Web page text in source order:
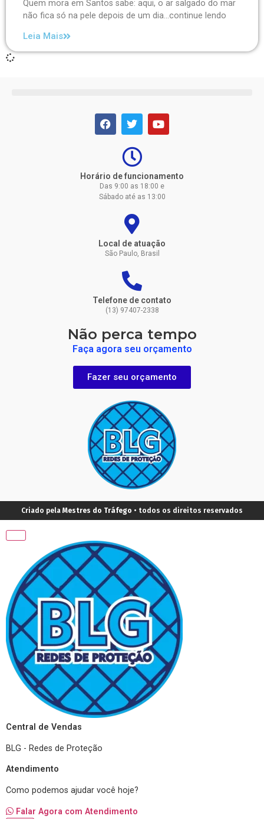
Quem mora em Santos sabe: aqui, o ar salgado do mar
não fica só na pele depois de um dia...continue lendo
Leia Mais
Horário de funcionamento
Das 9:00 as 18:00 e
Sábado até as 13:00
Local de atuação
São Paulo, Brasil
Telefone de contato
(13) 97407-2338
Não perca tempo
Faça agora seu orçamento
Fazer seu orçamento
Criado pela Mestres do Tráfego • todos os direitos reservados
Central de Vendas
BLG - Redes de Proteção
Atendimento
Como podemos ajudar você hoje?
Falar Agora com Atendimento